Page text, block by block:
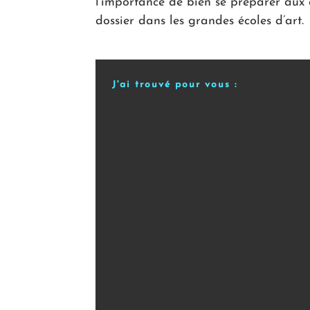
dossier dans les grandes écoles d’art.
J'ai trouvé pour vous :